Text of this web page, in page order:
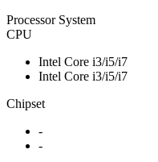
Processor System
CPU
Intel Core i3/i5/i7
Intel Core i3/i5/i7
Chipset
-
-